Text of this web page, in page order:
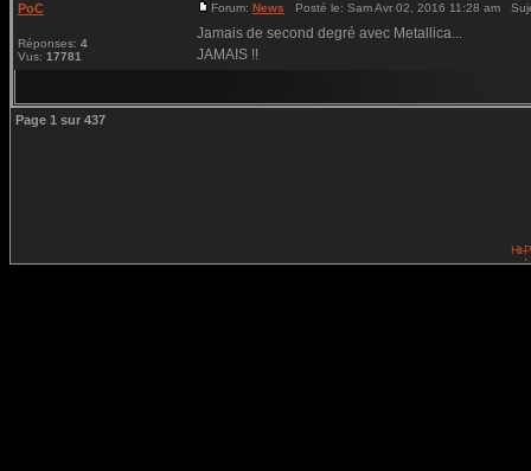
PoC
Réponses: 4
Vus: 17781
Forum: News Posté le: Sam Avr 02, 2016 11:28 am
Jamais de second degré avec Metallica...
JAMAIS !!
Page 1 sur 437